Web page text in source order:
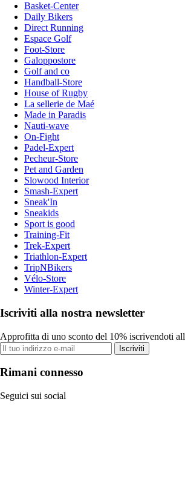
Basket-Center
Daily Bikers
Direct Running
Espace Golf
Foot-Store
Galoppostore
Golf and co
Handball-Store
House of Rugby
La sellerie de Maé
Made in Paradis
Nauti-wave
On-Fight
Padel-Expert
Pecheur-Store
Pet and Garden
Slowood Interior
Smash-Expert
Sneak'In
Sneakids
Sport is good
Training-Fit
Trek-Expert
Triathlon-Expert
TripNBikers
Vélo-Store
Winter-Expert
Iscriviti alla nostra newsletter
Approfitta di uno sconto del 10% iscrivendoti
Iscriviti
Rimani connesso
Seguici sui social